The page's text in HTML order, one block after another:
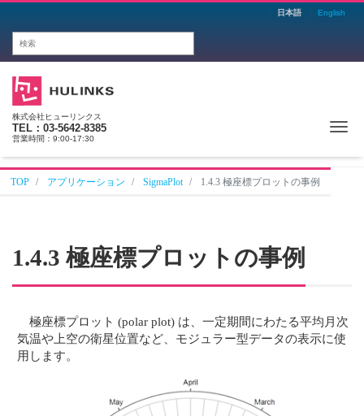
日本語 English
株式会社ヒューリンクス
TEL：03-5642-8385
営業時間：9:00-17:30
TOP アプリケーション SigmaPlot 1.4.3 極座標プロットの事例
1.4.3 極座標プロットの事例
極座標プロット (polar plot) は、一定期間にわたる平均月次
気温や上空の衛星位置など、モジュラー型データの表示に使
用します。